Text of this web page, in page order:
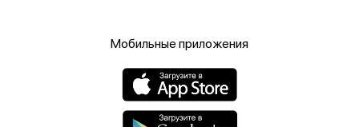
Мобильные приложения